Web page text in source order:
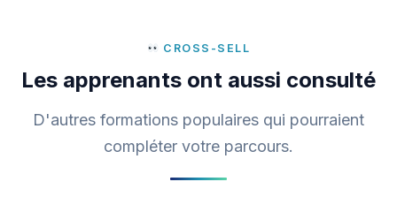
CROSS-SELL
Les apprenants ont aussi consulté
D'autres formations populaires qui pourraient
compléter votre parcours.